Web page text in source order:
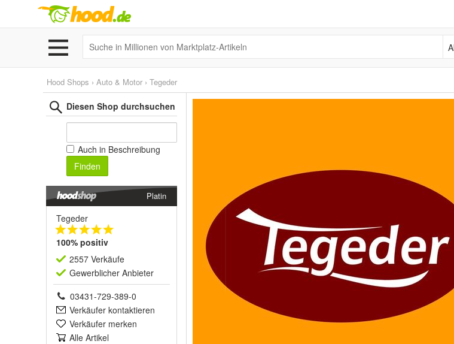
Hood Shops › Auto & Motor › Tegeder
Diesen Shop durchsuchen
Auch in Beschreibung
Finden
Platin
Tegeder
100% positiv
2557 Verkäufe
Gewerblicher Anbieter
03431-729-389-0
Verkäufer kontaktieren
Verkäufer merken
Alle Artikel